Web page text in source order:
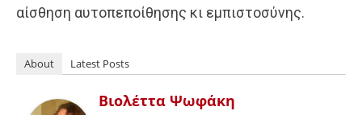
αίσθηση αυτοπεποίθησης κι εμπιστοσύνης.
About Latest Posts
Βιολέττα Ψωφάκη